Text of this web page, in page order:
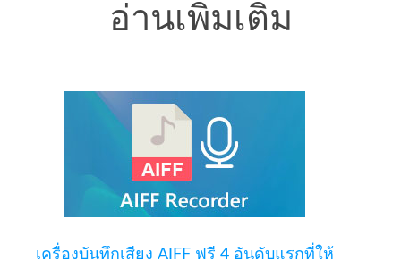
อ่านเพิ่มเติม
เครื่องบันทึกเสียง AIFF ฟรี 4 อันดับแรกที่ให้